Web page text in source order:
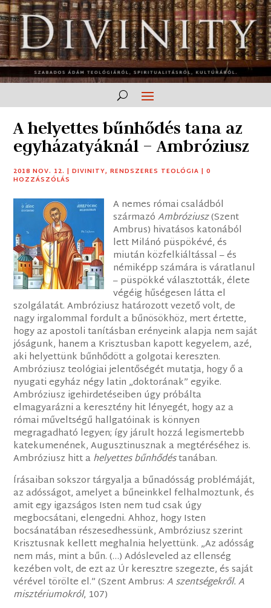
A helyettes bűnhődés tana az
egyházatyáknál – Ambróziusz
2018 NOV. 12. |DIVINITY,RENDSZERES TEOLÓGIA |0
HOZZÁSZÓLÁS
A nemes római családból
származóAmbróziusz(Szent
Ambrus) hivatásos katonából
lett Milánó püspökévé, és
miután közfelkiáltással – és
némiképp számára is váratlanul
– püspökké választották, élete
végéig hűségesen látta el
szolgálatát. Ambróziusz határozott vezető volt, de
nagy irgalommal fordult a bűnösökhöz, mert értette,
hogy az apostoli tanításban erényeink alapja nem saját
jóságunk, hanem a Krisztusban kapott kegyelem, azé,
aki helyettünk bűnhődött a golgotai kereszten.
Ambróziusz teológiai jelentőségét mutatja, hogy ő a
nyugati egyház négy latin „doktorának” egyike.
Ambróziusz igehirdetéseiben úgy próbálta
elmagyarázni a keresztény hit lényegét, hogy az a
római műveltségű hallgatóinak is könnyen
megragadható legyen; így járult hozzá legismertebb
katekumenének, Augusztinusznak a megtéréséhez is.
Ambróziusz hitt ahelyettes bűnhődéstanában.
Írásaiban sokszor tárgyalja a bűnadósság problémáját,
az adósságot, amelyet a bűneinkkel felhalmoztunk, és
amit egy igazságos Isten nem tud csak úgy
megbocsátani, elengedni. Ahhoz, hogy Isten
bocsánatában részesedhessünk, Ambróziusz szerint
Krisztusnak kellett meghalnia helyettünk. „Az adósság
nem más, mint a bűn. (…) Adósleveled az ellenség
kezében volt, de ezt az Úr keresztre szegezte, és saját
vérével törölte el.” (Szent Ambrus:A szentségekről. A
misztériumokról, 107)